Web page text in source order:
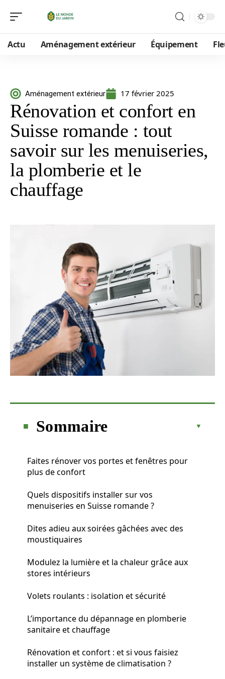
Actu Aménagement extérieur Équipement
Aménagement extérieur 17 février 2025
Rénovation et confort en
Suisse romande : tout
savoir sur les menuiseries,
la plomberie et le
chauffage
Sommaire
Faites rénover vos portes et fenêtres pour
plus de confort
Quels dispositifs installer sur vos
menuiseries en Suisse romande ?
Dites adieu aux soirées gâchées avec des
moustiquaires
Modulez la lumière et la chaleur grâce aux
stores intérieurs
Volets roulants : isolation et sécurité
L’importance du dépannage en plomberie
sanitaire et chauffage
Rénovation et confort : et si vous faisiez
installer un système de climatisation ?